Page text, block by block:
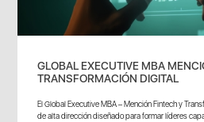
GLOBAL EXECUTIVE MBA
TRANSFORMACIÓN DIGITAL
El Global Executive MBA – Mención Fintech y
de alta dirección diseñado para formar líderes